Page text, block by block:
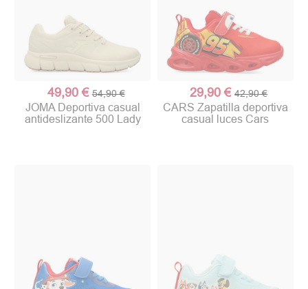
49,90 € 54,90 €
JOMA Deportiva casual
antideslizante 500 Lady
29,90 € 42,90 €
CARS Zapatilla deportiva
casual luces Cars